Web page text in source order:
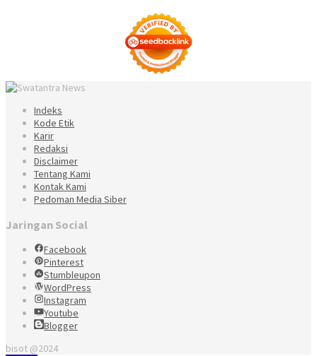
Indeks
Kode Etik
Karir
Redaksi
Disclaimer
Tentang Kami
Kontak Kami
Pedoman Media Siber
Jaringan Social
Facebook
Pinterest
Stumbleupon
WordPress
Instagram
Youtube
Blogger
bisot @2024